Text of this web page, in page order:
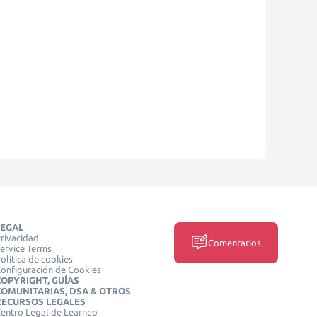
Terms
de cookies
de Cookies
GUÍAS
DSA & OTROS
LEGALES
Legal de Learneo
Comentarios